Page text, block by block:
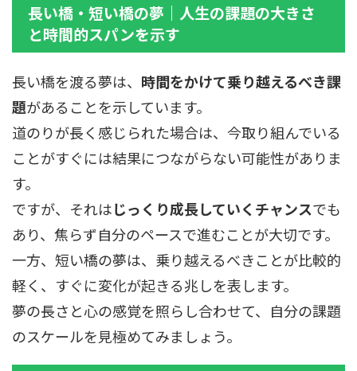
長い橋・短い橋の夢｜人生の課題の大きさ
と時間的スパンを示す
長い橋を渡る夢は、 時間をかけて乗り越えるべき課
題があることを示しています。
道のりが長く感じられた場合は、今取り組んでいる
ことがすぐには結果につながらない可能性がありま
す。
ですが、それはじっくり成長していくチャンスでも
あり、焦らず自分のペースで進むことが大切です。
一方、短い橋の夢は、乗り越えるべきことが比較的
軽く、すぐに変化が起きる兆しを表します。
夢の長さと心の感覚を照らし合わせて、自分の課題
のスケールを見極めてみましょう。